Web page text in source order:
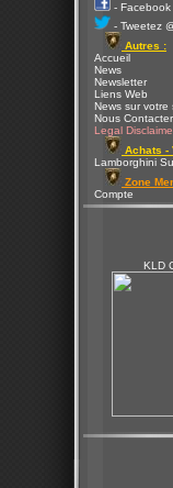
- Facebook
- Tweetez
Autres :
Accueil
News
Newsletter
Liens Web
News sur votre
Nous Contacter
Legal
Achats -
Lamborghini
Zone
Compte
KLD